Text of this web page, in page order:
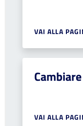
VAI ALLA
VAI ALLA